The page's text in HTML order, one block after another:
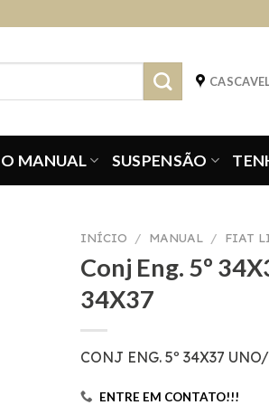
MANUAL SUSPENSÃO
INÍCIO / MANUAL / FIAT
Conj Eng. 5º
34X37
CONJ ENG. 5º 34X37
ENTRE EM CONTATO!!!